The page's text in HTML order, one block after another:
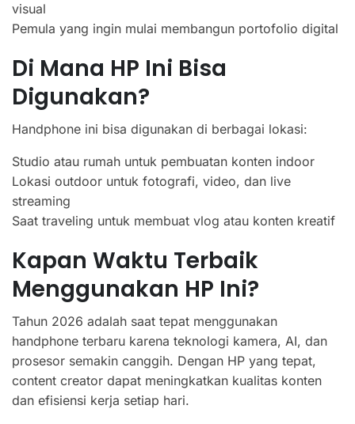
visual
Pemula yang ingin mulai membangun portofolio digital
Di Mana HP Ini Bisa
Digunakan?
Handphone ini bisa digunakan di berbagai lokasi:
Studio atau rumah untuk pembuatan konten indoor
Lokasi outdoor untuk fotografi, video, dan live
streaming
Saat traveling untuk membuat vlog atau konten kreatif
Kapan Waktu Terbaik
Menggunakan HP Ini?
Tahun 2026 adalah saat tepat menggunakan
handphone terbaru karena teknologi kamera, AI, dan
prosesor semakin canggih. Dengan HP yang tepat,
content creator dapat meningkatkan kualitas konten
dan efisiensi kerja setiap hari.